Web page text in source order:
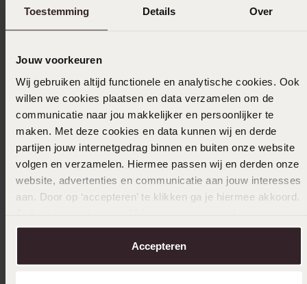
Toestemming Details Over
Jouw voorkeuren
Wij gebruiken altijd functionele en analytische cookies. Ook
willen we cookies plaatsen en data verzamelen om de
communicatie naar jou makkelijker en persoonlijker te
maken. Met deze cookies en data kunnen wij en derde
partijen jouw internetgedrag binnen en buiten onze website
volgen en verzamelen. Hiermee passen wij en derden onze
website, advertenties en communicatie aan jouw interesses
aan. Door op ‘accepteren’ te klikken ga je hiermee akkoord.
over in onscookiebeleid.
Accepteren
stenen
27999
Bestseller
Anderen kochten ook